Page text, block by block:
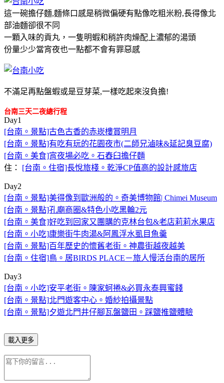
這一碗擔仔麵,麵條口感是稍微偏硬有點像吃粗米粉,長得像北
部油麵卻很不同
一顆入味的貢丸，一隻明蝦和稍許肉燥配上濃郁的湯頭
份量少少當宵夜也一點都不會有罪惡感
不滿足再點盤蝦或是豆芽菜,一樣吃起來沒負擔!
台南三天二夜總行程
Day1
[台南。景點]古色古香的赤崁樓賞明月
[台南。景點]有吃有玩的花園夜市(二師兄滷味&延記臭豆腐)
[台南。美食]宵夜場必吃。石舂臼擔仔麵
住： [台南。住宿]長悅旅棧。乾淨CP值高的設計感旅店
Day2
[台南。景點]美得像到歐洲般的。奇美博物館| Chimei Museum
[台南。景點]孔廟商圈&特色小吃黑輪2元
[台南。美食]好吃到回家又團購的克林台包&老店莉莉水果店
[台南。小吃]康樂街牛肉湯&阿鳳浮水虱目魚羹
[台南。景點]百年歷史的懷舊老街。神農街越夜越美
[台南。住宿]鳥。居BIRDS PLACE－旅人慢活台南的居所
Day3
[台南。小吃]安平老街。陳家蚵捲&必買永泰興蜜餞
[台南。景點]北門遊客中心。婚紗拍攝景點
[台南。景點]夕遊北門井仔腳瓦盤鹽田。踩鹽推鹽體驗
載入更多